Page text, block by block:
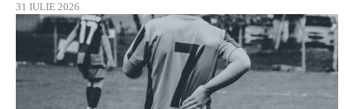
31 IULIE 2026